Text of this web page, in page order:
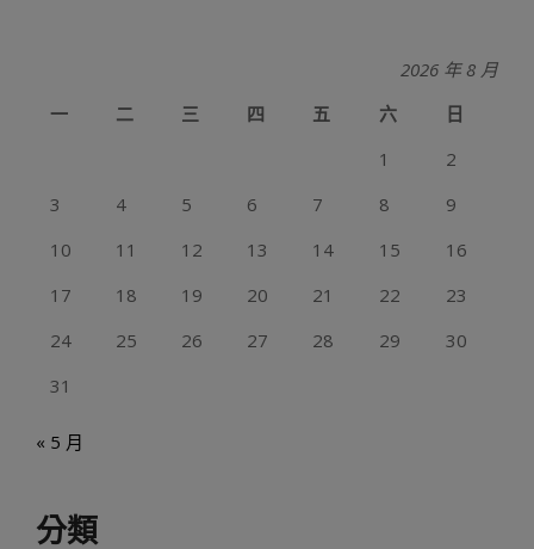
2026 年 8 月
一
二 三 四 五 六
日
1
2
3
4 5 6 7 8
9
10
11 12 13 14 15
16
17
18 19 20 21 22
23
24
25 26 27 28 29
30
31
« 5 月
分類